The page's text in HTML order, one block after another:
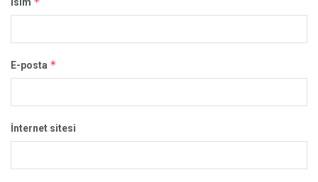
İsim
E-posta *
İnternet sitesi